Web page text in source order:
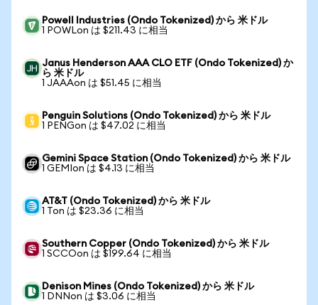
Powell Industries (Ondo Tokenized) から 米ドル
1 POWLon は $211.43 に相当
Janus Henderson AAA CLO ETF (Ondo Tokenized) か
ら 米ドル
1 JAAAon は $51.45 に相当
Penguin Solutions (Ondo Tokenized) から 米ドル
1 PENGon は $47.02 に相当
Gemini Space Station (Ondo Tokenized) から 米ドル
1 GEMIon は $4.13 に相当
AT&T (Ondo Tokenized) から 米ドル
1 Ton は $23.36 に相当
Southern Copper (Ondo Tokenized) から 米ドル
1 SCCOon は $199.64 に相当
Denison Mines (Ondo Tokenized) から 米ドル
1 DNNon は $3.06 に相当